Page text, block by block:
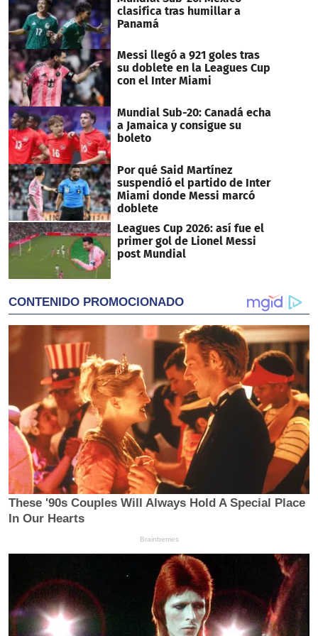
seconds
clasifica tras humillar a
Panamá
Messi llegó a 921 goles tras
su doblete en la Leagues Cup
con el Inter Miami
Mundial Sub-20: Canadá echa
a Jamaica y consigue su
boleto
Por qué Said Martínez
suspendió el partido de Inter
Miami donde Messi marcó
doblete
Leagues Cup 2026: así fue el
primer gol de Lionel Messi
post Mundial